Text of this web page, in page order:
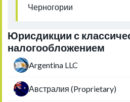
Черногории
Юрисдикции с
налогообложением
Argentina LLC
Австралия (Proprietary)